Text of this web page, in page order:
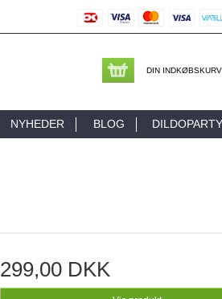
DIN
NYHEDER BLOG DILDOPARTY
299,00 DKK